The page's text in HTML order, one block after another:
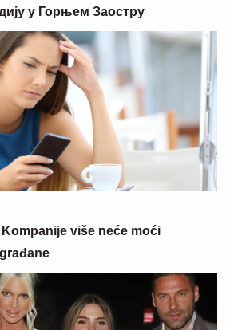
у Горњем Заостру
više neće moći